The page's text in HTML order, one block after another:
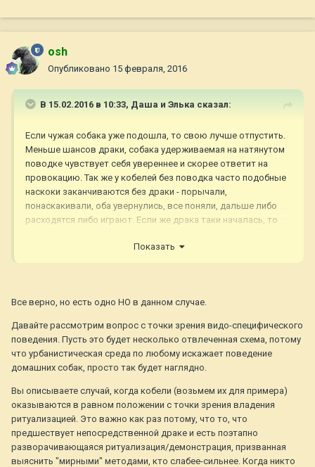
osh
Опубликовано 15 февраля, 2016
В 15.02.2016 в 10:33, Даша и Элька сказал:
Если чужая собака уже подошла, то свою лучше отпустить.
Меньше шансов драки, собака удерживаемая на натянутом
поводке чувствует себя увереннее и скорее ответит на
провокацию. Так же у кобелей без поводка часто подобные
наскоки заканчиваются без драки - порычали,
понаскакивали, оба увернулись, все поняли, дальше либо
расходятся либо играют. Если же драка таки началась, то
слабее) вы его только подставляете под зубы, сковывая
Показать
Все верно, но есть одно НО в данном случае.
Давайте рассмотрим вопрос с точки зрения видо-специфического
поведения. Пусть это будет несколько отвлеченная схема, потому
что урбанистическая среда по любому искажает поведение
домашних собак, просто так будет наглядно.
Вы описываете случай, когда кобели (возьмем их для примера)
оказываются в равном положении с точки зрения владения
ритуализацией. Это важно как раз потому, что то, что
предшествует непосредственной драке и есть поэтапно
разворачивающаяся ритуализация/демонстрация, призванная
выяснить "мирными" методами, кто слабее-сильнее. Когда никто